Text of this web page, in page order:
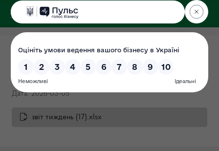
ДЕРЖЕКОІНСПЕКЦІЯ
Тижневий звіт 27.02.2026-
05.02.2026
Дата: 2026-03-05
звіт тиждень (17).xlsx